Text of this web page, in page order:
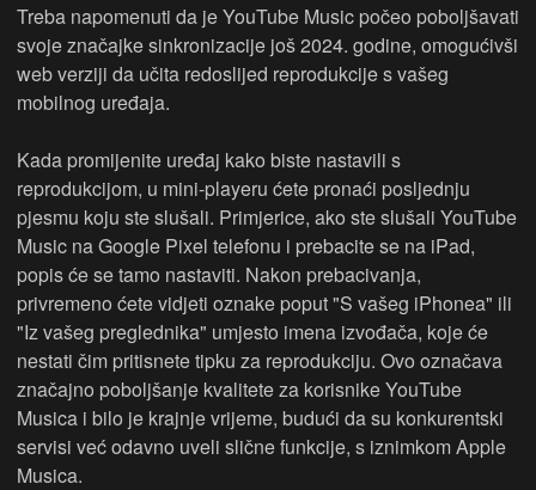
Treba napomenuti da je YouTube Music počeo poboljšavati
svoje značajke sinkronizacije još 2024. godine, omogućivši
web verziji da učita redoslijed reprodukcije s vašeg
mobilnog uređaja.
Kada promijenite uređaj kako biste nastavili s
reprodukcijom, u mini-playeru ćete pronaći posljednju
pjesmu koju ste slušali. Primjerice, ako ste slušali YouTube
Music na Google Pixel telefonu i prebacite se na iPad,
popis će se tamo nastaviti. Nakon prebacivanja,
privremeno ćete vidjeti oznake poput "S vašeg iPhonea" ili
"Iz vašeg preglednika" umjesto imena izvođača, koje će
nestati čim pritisnete tipku za reprodukciju. Ovo označava
značajno poboljšanje kvalitete za korisnike YouTube
Musica i bilo je krajnje vrijeme, budući da su konkurentski
servisi već odavno uveli slične funkcije, s iznimkom Apple
Musica.